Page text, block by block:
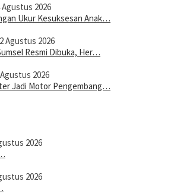
Agustus 2026
Ukur Kesuksesan Anak…
Agustus 2026
Resmi Dibuka, Her…
2026
Jadi Motor Pengembang…
2026
2026